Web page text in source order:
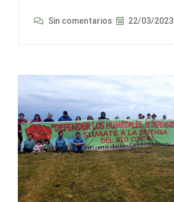
Sin comentarios 22/03/2023